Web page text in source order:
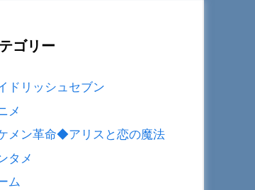
ゴリー
ドリッシュセブン
メ
メン革命◆アリスと恋の魔法
タメ
ム